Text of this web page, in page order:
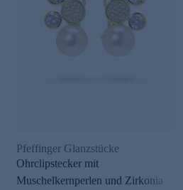
Pfeffinger Glanzstücke
Ohrclipstecker mit
Muschelkernperlen und Zirkonia